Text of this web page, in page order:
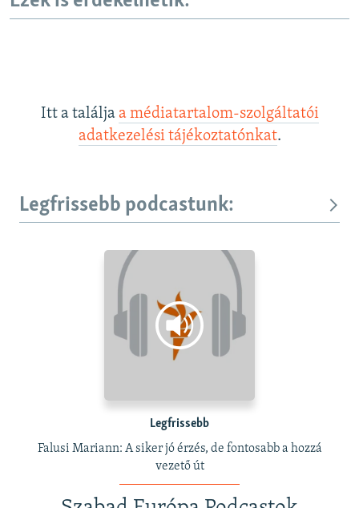
Itt a találja a médiatartalom-szolgáltatói
adatkezelési tájékoztatónkat.
Legfrissebb podcastunk:
Legfrissebb
Falusi Mariann: A siker jó érzés, de fontosabb a hozzá
vezető út